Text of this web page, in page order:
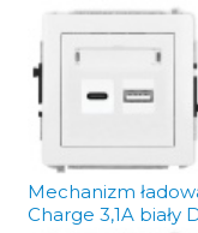
Mechanizm
Charge 3,1A biały